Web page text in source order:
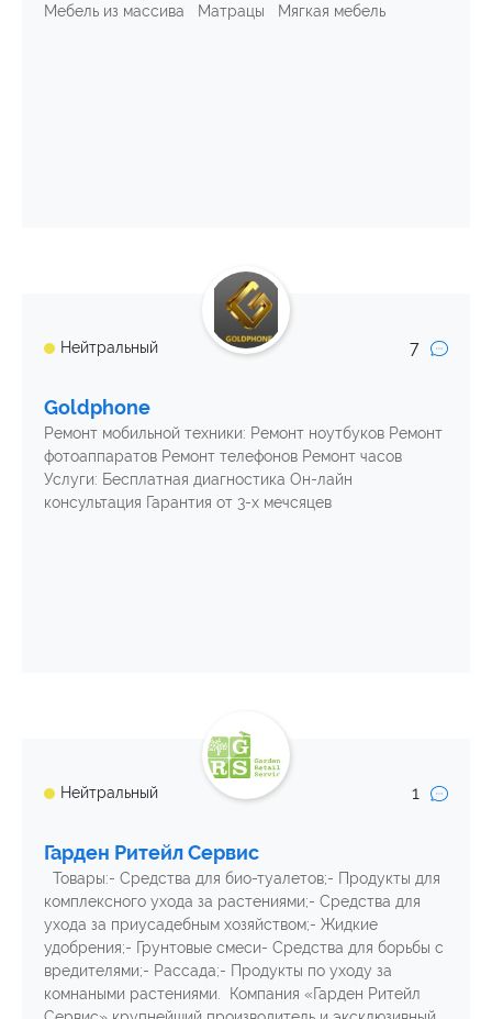
Мебель из массива Матрацы Мягкая мебель
Нейтральный 7
Goldphone
Ремонт мобильной техники: Ремонт ноутбуков Ремонт
фотоаппаратов Ремонт телефонов Ремонт часов
Услуги: Бесплатная диагностика Он-лайн
консультация Гарантия от 3-х мечсяцев
Нейтральный 1
Гарден Ритейл Сервис
Товары:- Средства для био-туалетов;- Продукты для
комплексного ухода за растениями;- Средства для
ухода за приусадебным хозяйством;- Жидкие
удобрения;- Грунтовые смеси- Средства для борьбы с
вредителями;- Рассада;- Продукты по уходу за
комнаными растениями. Компания «Гарден Ритейл